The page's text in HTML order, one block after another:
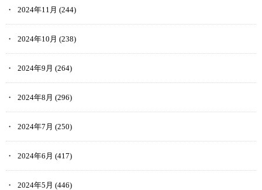
2024年11月 (244)
2024年10月 (238)
2024年9月 (264)
2024年8月 (296)
2024年7月 (250)
2024年6月 (417)
2024年5月 (446)